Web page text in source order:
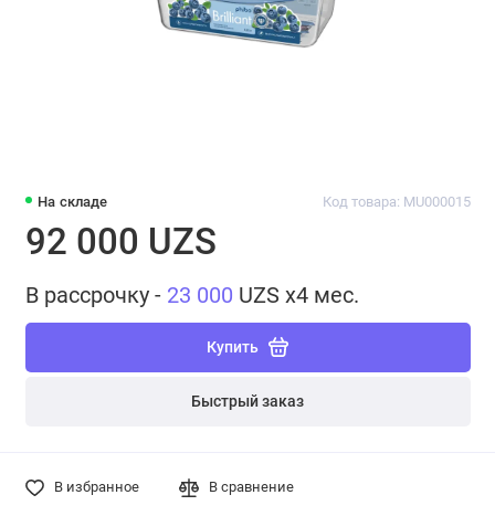
На складе Код товара: MU000015
92 000 UZS
В рассрочку - 23 000 UZS x4 мес.
Купить
Быстрый заказ
В избранное В сравнение